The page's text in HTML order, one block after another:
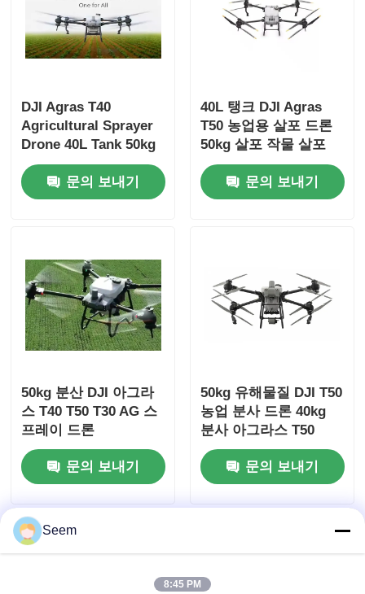
DJI Agras T40
Agricultural Sprayer
Drone 40L Tank 50kg
Payload Dual
Atomized System
문의 보내기
40L 탱크 DJI Agras
T50 농업용 살포 드론
50kg 살포 작물 살포
드론
문의 보내기
50kg 분산 DJI 아그라
스 T40 T50 T30 AG 스
프레이 드론
문의 보내기
50kg 유해물질 DJI T50
농업 분사 드론 40kg
분사 아그라스 T50
문의 보내기
Seem
8:45 PM